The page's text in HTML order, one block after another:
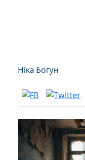
Ніка Богун